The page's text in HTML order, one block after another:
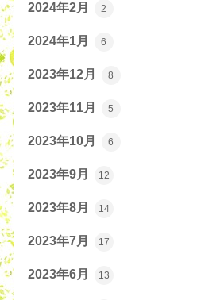
2024年2月 2
2024年1月 6
2023年12月 8
2023年11月 5
2023年10月 6
2023年9月 12
2023年8月 14
2023年7月 17
2023年6月 13